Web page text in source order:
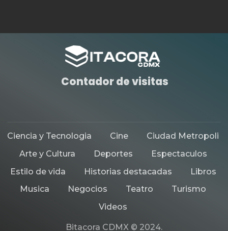
DEPORTES HISTORIAS DESTACADAS
DIABLOS ROJOS FEMENIL INICIA
DEFENSA DEL TÍTULO